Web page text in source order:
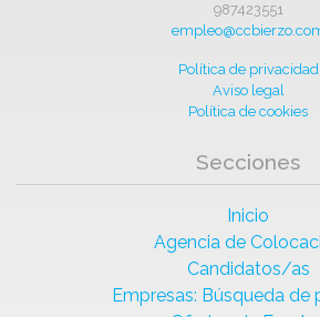
987423551
Política de privacidad
Aviso legal
Política de cookies
Secciones
Inicio
Agencia de
Candidatos/as
Empresas: Búsqueda de